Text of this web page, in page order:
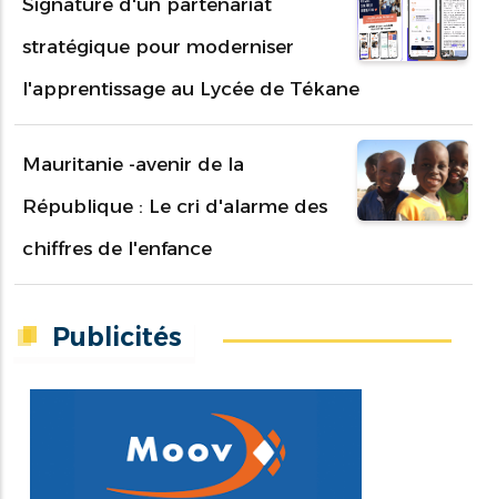
stratégique pour moderniser
l'apprentissage au Lycée de Tékane
Mauritanie -avenir de la
République : Le cri d'alarme des
chiffres de l'enfance
Publicités